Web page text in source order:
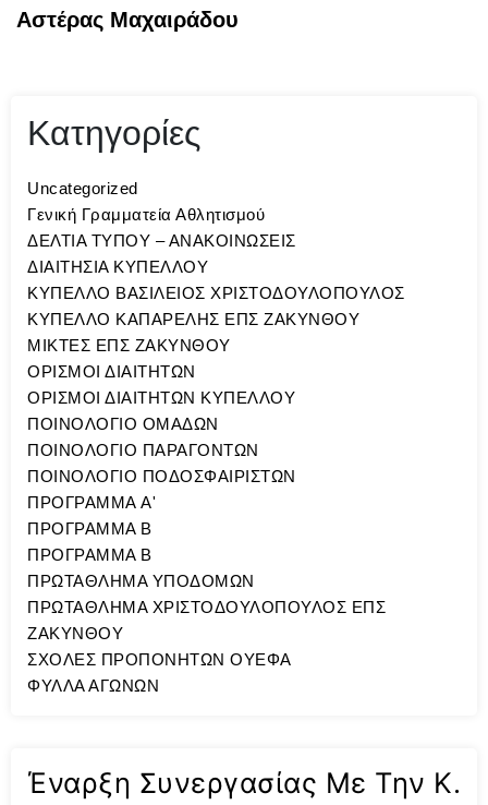
Αστέρας Μαχαιράδου
Κατηγορίες
Uncategorized
Γενική Γραμματεία Αθλητισμού
ΔΕΛΤΙΑ ΤΥΠΟΥ – ΑΝΑΚΟΙΝΩΣΕΙΣ
ΔΙΑΙΤΗΣΙΑ ΚΥΠΕΛΛΟΥ
ΚΥΠΕΛΛΟ ΒΑΣΙΛΕΙΟΣ ΧΡΙΣΤΟΔΟΥΛΟΠΟΥΛΟΣ
ΚΥΠΕΛΛΟ ΚΑΠΑΡΕΛΗΣ ΕΠΣ ΖΑΚΥΝΘΟΥ
ΜΙΚΤΕΣ ΕΠΣ ΖΑΚΥΝΘΟΥ
ΟΡΙΣΜΟΙ ΔΙΑΙΤΗΤΩΝ
ΟΡΙΣΜΟΙ ΔΙΑΙΤΗΤΩΝ ΚΥΠΕΛΛΟΥ
ΠΟΙΝΟΛΟΓΙΟ ΟΜΑΔΩΝ
ΠΟΙΝΟΛΟΓΙΟ ΠΑΡΑΓΟΝΤΩΝ
ΠΟΙΝΟΛΟΓΙΟ ΠΟΔΟΣΦΑΙΡΙΣΤΩΝ
ΠΡΟΓΡΑΜΜΑ A'
ΠΡΟΓΡΑΜΜΑ Β
ΠΡΟΓΡΑΜΜΑ Β
ΠΡΩΤΑΘΛΗΜΑ ΥΠΟΔΟΜΩΝ
ΠΡΩΤΑΘΛΗΜΑ ΧΡΙΣΤΟΔΟΥΛΟΠΟΥΛΟΣ ΕΠΣ
ΖΑΚΥΝΘΟΥ
ΣΧΟΛΕΣ ΠΡΟΠΟΝΗΤΩΝ ΟΥΕΦΑ
ΦΥΛΛΑ ΑΓΩΝΩΝ
Έναρξη Συνεργασίας Με Την Κ.